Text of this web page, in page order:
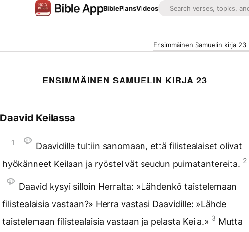
BiblePlansVideos
Ensimmäinen Samuelin kirja 23
ENSIMMÄINEN SAMUELIN KIRJA 23
Daavid Keilassa
1
Daavidille tultiin sanomaan, että filistealaiset olivat
hyökänneet Keilaan ja ryöstelivät seudun puimatantereita. 2
Daavid kysyi silloin Herralta: »Lähdenkö taistelemaan
filistealaisia vastaan?» Herra vastasi Daavidille: »Lähde
taistelemaan filistealaisia vastaan ja pelasta Keila.» 3 Mutta